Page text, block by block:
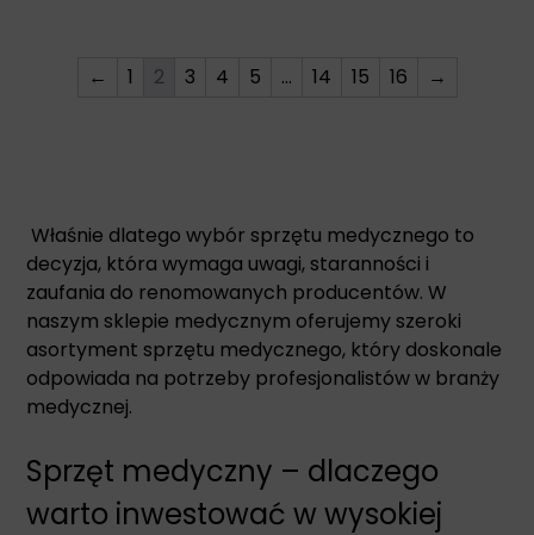
← 1 2 3 4 5 … 14 15 16 →
Właśnie dlatego wybór sprzętu medycznego to
decyzja, która wymaga uwagi, staranności i
zaufania do renomowanych producentów. W
naszym sklepie medycznym oferujemy szeroki
asortyment sprzętu medycznego, który doskonale
odpowiada na potrzeby profesjonalistów w branży
medycznej.
Sprzęt medyczny – dlaczego
warto inwestować w wysokiej